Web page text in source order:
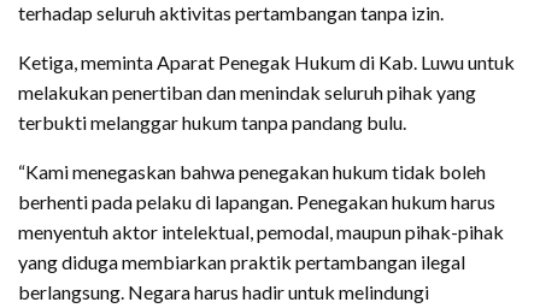
terhadap seluruh aktivitas pertambangan tanpa izin.
Ketiga, meminta Aparat Penegak Hukum di Kab. Luwu untuk
melakukan penertiban dan menindak seluruh pihak yang
terbukti melanggar hukum tanpa pandang bulu.
“Kami menegaskan bahwa penegakan hukum tidak boleh
berhenti pada pelaku di lapangan. Penegakan hukum harus
menyentuh aktor intelektual, pemodal, maupun pihak-pihak
yang diduga membiarkan praktik pertambangan ilegal
berlangsung. Negara harus hadir untuk melindungi